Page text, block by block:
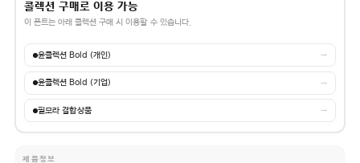
콜렉션 구매로 이용 가능
이 폰트는 아래 콜렉션 구매 시 이용할 수 있습니다.
윤콜렉션 Bold (개인) →
윤콜렉션 Bold (기업) →
필모라 결합상품 →
제품정보